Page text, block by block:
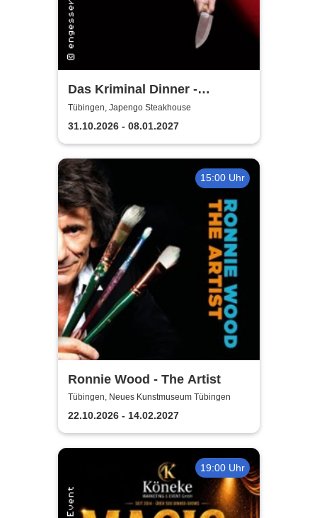
Das Kriminal Dinner -
Sherlock Holmes
Tübingen, Japengo Steakhouse
31.10.2026 - 08.01.2027
15:00 Uhr
Ronnie Wood - The Artist
Tübingen, Neues Kunstmuseum Tübingen
22.10.2026 - 14.02.2027
19:00 Uhr